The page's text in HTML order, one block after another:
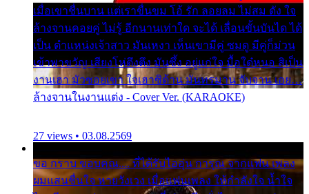
เมื่อเขาชื่นบาน แต่เราขื่นขม โอ้ รัก ลอยลม ไม่สม ดัง ใจ
ล้างจานคอยคู่ ไม่รู้ อีกนานเท่าใด จะได้ เลื่อนขั้นบันได ได้
เป็น ตำแหน่งเจ้าสาว มันเหงา เห็นเขามีคู่ ซมดู มีคู่ก็ม่วน
เข้าพาขวัญ เสียงโห่ตึงตึง มันซึ้ง อยู่แก่ใจ มื้อใด๋หนอ สิเป็น
งานเฮา มัวซอยเขา ใจเฮาซิด้าน มันทรมาน จับจาน เอย…
ล้างจานในงานแต่ง - Cover Ver. (KARAOKE)
27 views • 03.08.2569
ขอ กราบ ขอบคุณ.... ที่ได้รับไออุ่น การุณ จากแฟน เพลง
ผมแสนชื่นใจ หายวังเวง เมื่อแฟนเพลง ให้กำลังใจ น้ำใจ